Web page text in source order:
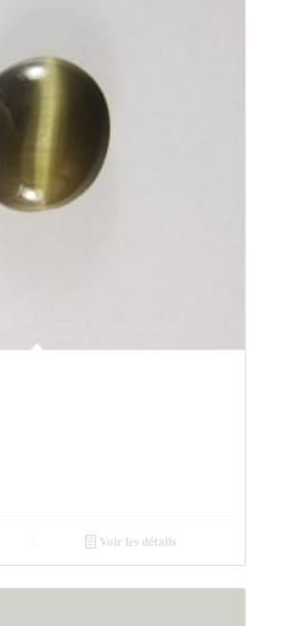
Voir les détails